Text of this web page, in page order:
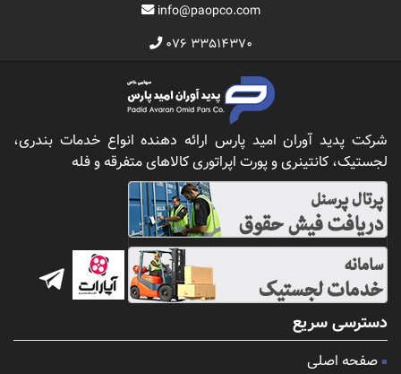
info@paopco.com
۰۷۶ ۳۳۵۱۴۳۷۰
شرکت پدید آوران امید پارس ارائه دهنده انواع خدمات بندری،
لجستیک، کانتینری و پورت اپراتوری کالاهای متفرقه و فله
دسترسی سریع
صفحه اصلی